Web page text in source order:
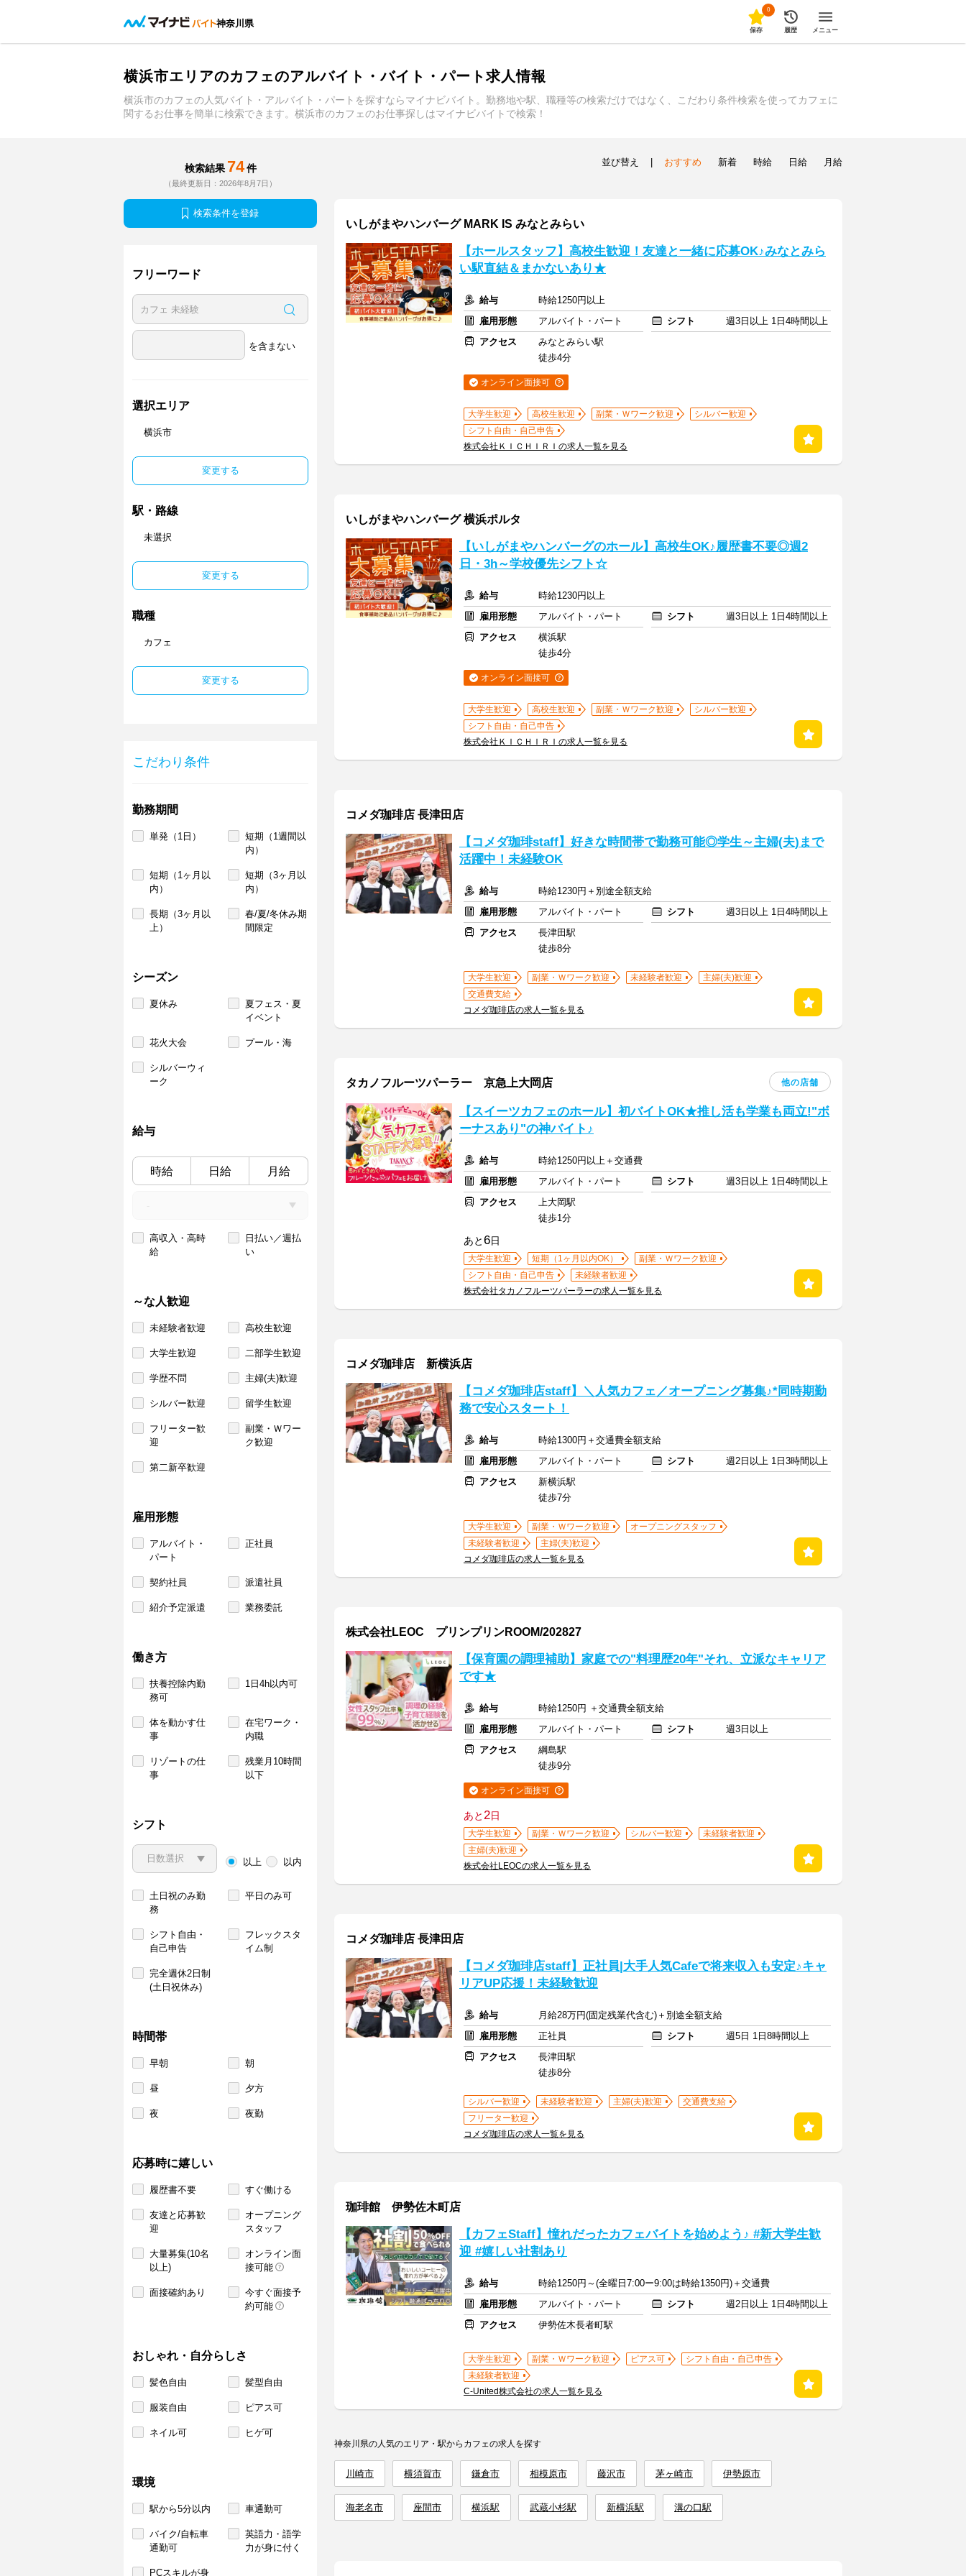
神奈川県
0
保存 履歴 メニュー
横浜市エリアのカフェのアルバイト・バイト・パート求人情報
横浜市のカフェの人気バイト・アルバイト・パートを探すならマイナビバイト。勤務地や駅、職種等の検索だけではなく、こだわり条件検索を使ってカフェに
関するお仕事を簡単に検索できます。横浜市のカフェのお仕事探しはマイナビバイトで検索！
検索結果 74 件
（最終更新日：2026年8月7日）
検索条件を登録
フリーワード
を含まない
選択エリア
横浜市
変更する
駅・路線
未選択
変更する
職種
カフェ
変更する
こだわり条件
勤務期間
単発（1日）
短期（1週間以
内）
短期（1ヶ月以
内）
短期（3ヶ月以
内）
長期（3ヶ月以
上）
春/夏/冬休み期
間限定
シーズン
夏休み
夏フェス・夏
イベント
花火大会 プール・海
シルバーウィ
ーク
給与
時給 日給 月給
高収入・高時
給
日払い／週払
い
～な人歓迎
未経験者歓迎 高校生歓迎
大学生歓迎 二部学生歓迎
学歴不問 主婦(夫)歓迎
シルバー歓迎 留学生歓迎
フリーター歓
迎
副業・Ｗワー
ク歓迎
第二新卒歓迎
雇用形態
アルバイト・
パート
正社員
契約社員 派遣社員
紹介予定派遣 業務委託
働き方
扶養控除内勤
務可
1日4h以内可
体を動かす仕
事
在宅ワーク・
内職
リゾートの仕
事
残業月10時間
以下
シフト
以上 以内
土日祝のみ勤
務
平日のみ可
シフト自由・
自己申告
フレックスタ
イム制
完全週休2日制
(土日祝休み)
時間帯
早朝 朝
昼 夕方
夜 夜勤
応募時に嬉しい
履歴書不要 すぐ働ける
友達と応募歓
迎
オープニング
スタッフ
大量募集(10名
以上)
オンライン面
接可能
面接確約あり
今すぐ面接予
約可能
おしゃれ・自分らしさ
髪色自由 髪型自由
服装自由 ピアス可
ネイル可 ヒゲ可
環境
駅から5分以内 車通勤可
バイク/自転車
通勤可
英語力・語学
力が身に付く
PCスキルが身
並び替え おすすめ 新着 時給 日給 月給
いしがまやハンバーグ MARK IS みなとみらい
【ホールスタッフ】高校生歓迎！友達と一緒に応募OK♪みなとみら
い駅直結＆まかないあり★
給与
時給1250円以上
雇用形態
アルバイト・パート シフト
週3日以上 1日4時間以上
アクセス
みなとみらい駅
徒歩4分
オンライン面接可
大学生歓迎 高校生歓迎 副業・Ｗワーク歓迎
シルバー歓迎
シフト自由・自己申告
株式会社ＫＩＣＨＩＲＩの求人一覧を見る
いしがまやハンバーグ 横浜ポルタ
【いしがまやハンバーグのホール】高校生OK♪履歴書不要◎週2
日・3h～学校優先シフト☆
給与
時給1230円以上
雇用形態
アルバイト・パート シフト
週3日以上 1日4時間以上
アクセス
横浜駅
徒歩4分
オンライン面接可
大学生歓迎 高校生歓迎 副業・Ｗワーク歓迎
シルバー歓迎
シフト自由・自己申告
株式会社ＫＩＣＨＩＲＩの求人一覧を見る
コメダ珈琲店 長津田店
【コメダ珈琲staff】好きな時間帯で勤務可能◎学生～主婦(夫)まで
活躍中！未経験OK
給与
時給1230円＋別途全額支給
雇用形態
アルバイト・パート シフト
週3日以上 1日4時間以上
アクセス
長津田駅
徒歩8分
大学生歓迎 副業・Ｗワーク歓迎 未経験者歓迎
主婦(夫)歓迎
交通費支給
コメダ珈琲店の求人一覧を見る
タカノフルーツパーラー 京急上大岡店 他の店舗
【スイーツカフェのホール】初バイトOK★推し活も学業も両立!"ボ
ーナスあり"の神バイト♪
給与
時給1250円以上＋交通費
雇用形態
アルバイト・パート シフト
週3日以上 1日4時間以上
アクセス
上大岡駅
徒歩1分
あと6日
大学生歓迎 短期（1ヶ月以内OK）
副業・Ｗワーク歓迎
シフト自由・自己申告
未経験者歓迎
株式会社タカノフルーツパーラーの求人一覧を見る
コメダ珈琲店 新横浜店
【コメダ珈琲店staff】＼人気カフェ／オープニング募集♪*同時期勤
務で安心スタート！
給与
時給1300円＋交通費全額支給
雇用形態
アルバイト・パート シフト
週2日以上 1日3時間以上
アクセス
新横浜駅
徒歩7分
大学生歓迎 副業・Ｗワーク歓迎
オープニングスタッフ
未経験者歓迎
主婦(夫)歓迎
コメダ珈琲店の求人一覧を見る
株式会社LEOC プリンプリンROOM/202827
【保育園の調理補助】家庭での"料理歴20年"それ、立派なキャリア
です★
給与
時給1250円 ＋交通費全額支給
雇用形態
アルバイト・パート シフト
週3日以上
アクセス
綱島駅
徒歩9分
オンライン面接可
あと2日
大学生歓迎 副業・Ｗワーク歓迎 シルバー歓迎
未経験者歓迎
主婦(夫)歓迎
株式会社LEOCの求人一覧を見る
コメダ珈琲店 長津田店
【コメダ珈琲店staff】正社員|大手人気Cafeで将来収入も安定♪キャ
リアUP応援！未経験歓迎
給与
月給28万円(固定残業代含む)＋別途全額支給
雇用形態
正社員 シフト
週5日 1日8時間以上
アクセス
長津田駅
徒歩8分
シルバー歓迎 未経験者歓迎 主婦(夫)歓迎
交通費支給
フリーター歓迎
コメダ珈琲店の求人一覧を見る
珈琲館 伊勢佐木町店
【カフェStaff】憧れだったカフェバイトを始めよう♪ #新大学生歓
迎 #嬉しい社割あり
給与
時給1250円～(全曜日7:00ー9:00は時給1350円)＋交通費
雇用形態
アルバイト・パート シフト
週2日以上 1日4時間以上
アクセス
伊勢佐木長者町駅
大学生歓迎 副業・Ｗワーク歓迎 ピアス可
シフト自由・自己申告
未経験者歓迎
C‐United株式会社の求人一覧を見る
神奈川県の人気のエリア・駅からカフェの求人を探す
川崎市 横須賀市 鎌倉市 相模原市 藤沢市 茅ヶ崎市 伊勢原市
海老名市 座間市 横浜駅 武蔵小杉駅 新横浜駅 溝の口駅